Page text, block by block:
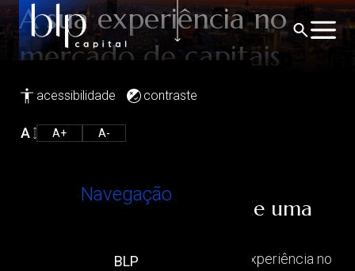
acessibilidade contraste
A+ A-
Navegação
BLP
A sua experiência no
mercado de capitais
Uma gestora com mais de uma
Liderada por uma equipe com vasta experiência no